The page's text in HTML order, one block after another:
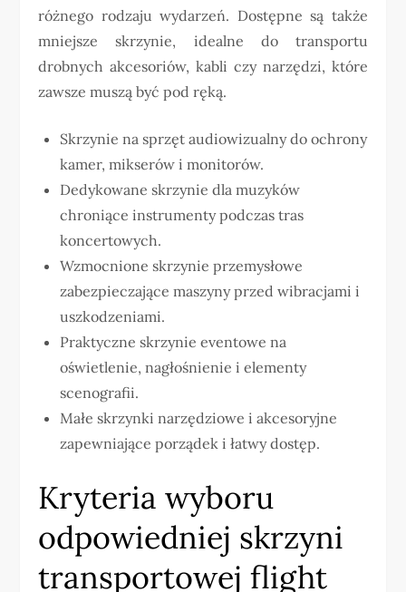
różnego rodzaju wydarzeń. Dostępne są także
mniejsze skrzynie, idealne do transportu
drobnych akcesoriów, kabli czy narzędzi, które
zawsze muszą być pod ręką.
Skrzynie na sprzęt audiowizualny do ochrony
kamer, mikserów i monitorów.
Dedykowane skrzynie dla muzyków
chroniące instrumenty podczas tras
koncertowych.
Wzmocnione skrzynie przemysłowe
zabezpieczające maszyny przed wibracjami i
uszkodzeniami.
Praktyczne skrzynie eventowe na
oświetlenie, nagłośnienie i elementy
scenografii.
Małe skrzynki narzędziowe i akcesoryjne
zapewniające porządek i łatwy dostęp.
Kryteria wyboru
odpowiedniej skrzyni
transportowej flight